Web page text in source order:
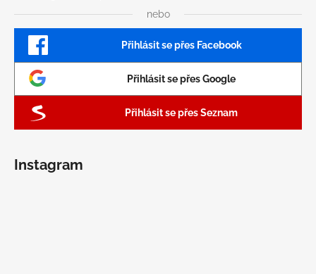
nebo
Přihlásit se přes Facebook
Přihlásit se přes Google
Přihlásit se přes Seznam
Instagram